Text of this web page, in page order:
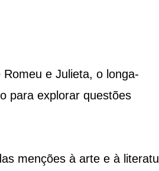
e Julieta, o longa-
para explorar questões
menções à arte e à